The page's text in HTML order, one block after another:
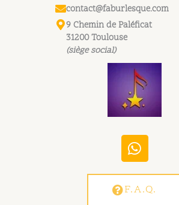
contact@faburlesque.com
9 Chemin de Paléficat
31200 Toulouse
(siège social)
W
h
a
t
F.A.Q.